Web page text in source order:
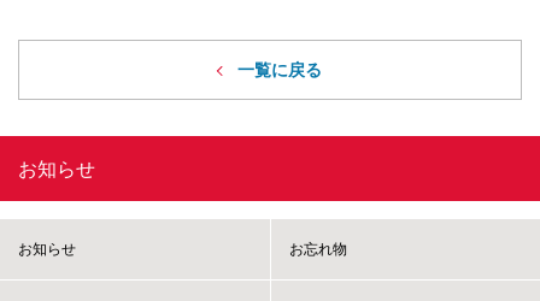
一覧に戻る
お知らせ
お知らせ お忘れ物